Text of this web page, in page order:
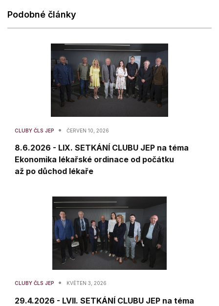
Podobné články
CLUBY ČLS JEP • ČERVEN 10, 2026
8.6.2026 - LIX. SETKÁNÍ CLUBU JEP na téma
Ekonomika lékařské ordinace od počátku
až po důchod lékaře
CLUBY ČLS JEP • KVĚTEN 3, 2026
29.4.2026 - LVII. SETKÁNÍ CLUBU JEP na téma